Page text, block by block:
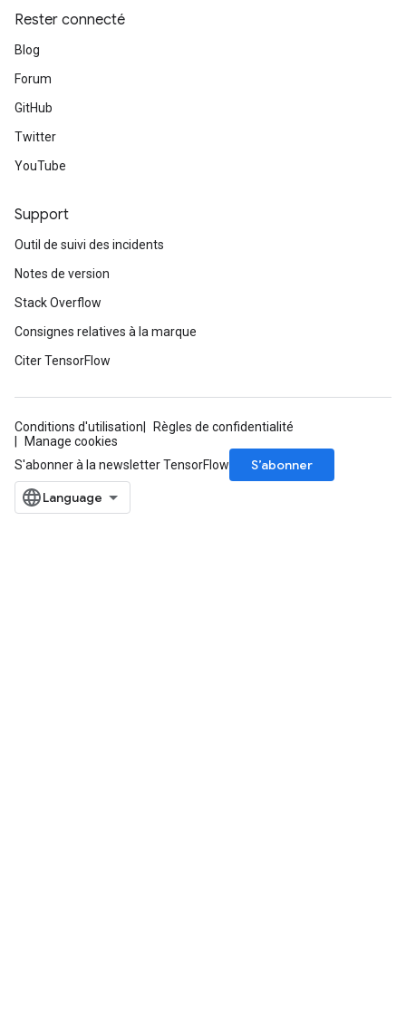
Rester connecté
Blog
Forum
GitHub
Twitter
YouTube
Support
Outil de suivi des incidents
Notes de version
Stack Overflow
Consignes relatives à la marque
Citer TensorFlow
Conditions d'utilisation
Règles de confidentialité
Manage cookies
S'abonner à la newsletter TensorFlow
S’abonner